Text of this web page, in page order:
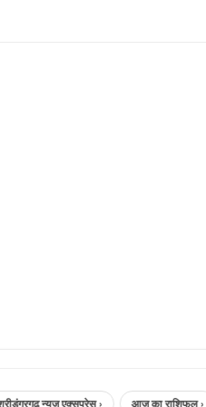
न्यूज़ एक्सप्रेस › आज का राशिफल ›